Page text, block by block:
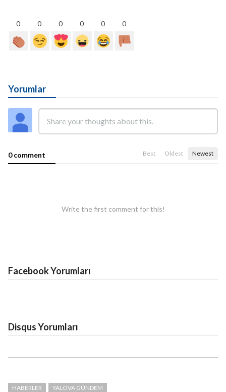
0 0 0 0 0 0
Yorumlar
0 comment Best Oldest Newest
Write the first comment for this!
Facebook Yorumları
Disqus Yorumları
HABERLER YALOVA GÜNDEM